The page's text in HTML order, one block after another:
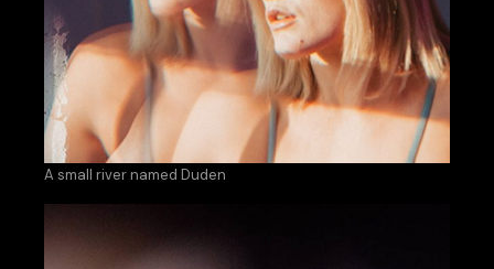
A small river named Duden